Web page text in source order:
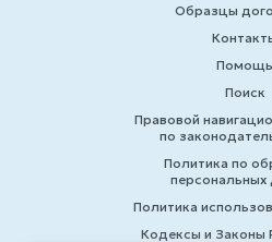
Образцы
Помощь
Поиск
Правовой
по
Политика по
персональных
Политика
Кодексы и Законы